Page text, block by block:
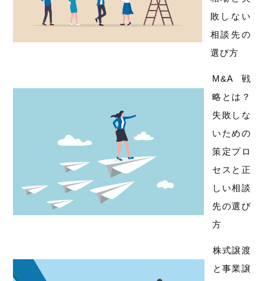
敗しない
相談先の
選び方
M&A戦
略とは？
失敗しな
いための
策定プロ
セスと正
しい相談
先の選び
方
株式譲渡
と事業譲